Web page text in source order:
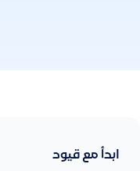
ابدأ مع قيود